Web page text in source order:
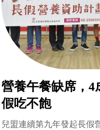
營養午餐缺席，4
假吃不飽
兒盟連續第九年發起長假